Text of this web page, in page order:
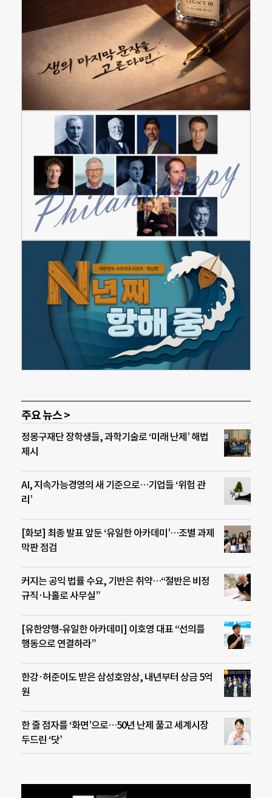
주요 뉴스 >
정몽구재단 장학생들, 과학기술로 ‘미래 난제’ 해법
제시
AI, 지속가능경영의 새 기준으로…기업들 ‘위험 관
리’
[화보] 최종 발표 앞둔 ‘유일한 아카데미’…조별 과제
막판 점검
커지는 공익 법률 수요, 기반은 취약…“절반은 비정
규직·나홀로 사무실”
[유한양행-유일한 아카데미] 이호영 대표 “선의를
행동으로 연결하라”
한강·허준이도 받은 삼성호암상, 내년부터 상금 5억
원
한 줄 점자를 ‘화면’으로…50년 난제 풀고 세계시장
두드린 ‘닷’